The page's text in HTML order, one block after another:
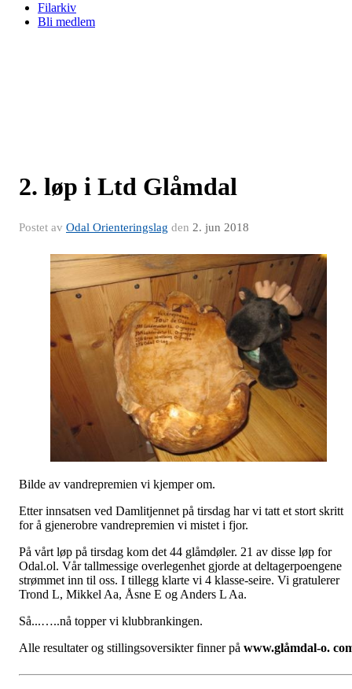
Filarkiv
Bli medlem
2. løp i Ltd Glåmdal
Postet av Odal Orienteringslag den 2. jun 2018
Bilde av vandrepremien vi kjemper om.
Etter innsatsen ved Damlitjennet på tirsdag har vi tatt et stort skritt
for å gjenerobre vandrepremien vi mistet i fjor.
På vårt løp på tirsdag kom det 44 glåmdøler. 21 av disse løp for
Odal.ol. Vår tallmessige overlegenhet gjorde at deltagerpoengene
strømmet inn til oss. I tillegg klarte vi 4 klasse-seire. Vi gratulerer
Trond L, Mikkel Aa, Åsne E og Anders L Aa.
Så...…..nå topper vi klubbrankingen.
Alle resultater og stillingsoversikter finner på www.glåmdal-o.